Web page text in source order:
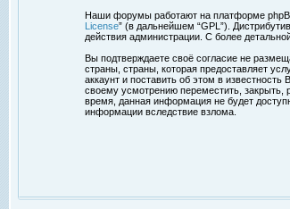
Наши форумы работают на платформе phpBB
License” (в дальнейшем “GPL”).
действия администрации. С более
Вы подтверждаете своё согласие не
страны, страны, которая предоставляет
аккаунт и поставить об этом в
своему усмотрению переместить, закрыть,
время, данная информация не будет
информации вследствие взлома.